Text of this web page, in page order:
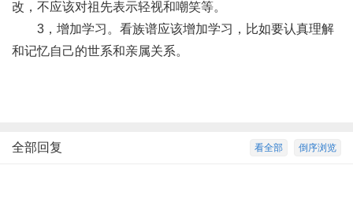
改，不应该对祖先表示轻视和嘲笑等。
3，增加学习。看族谱应该增加学习，比如要认真理解
和记忆自己的世系和亲属关系。
倒序浏览
看全部
全部回复